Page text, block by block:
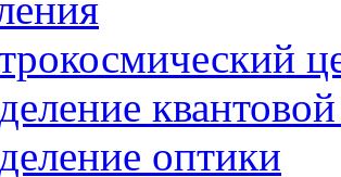
оптики